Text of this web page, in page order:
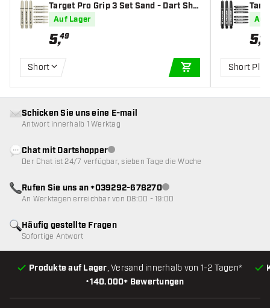
Target Pro Grip 3 Set Sand - Dart Sha
fts
Auf Lager
5,49
Short
IN DEN
fts
Auf
5,49
Short Plus
•140.000+ Bewertungen
Produkte auf Lager, Versand innerhalb von 1-2 Tagen*
Häufig gestellte Fragen
Sofortige Antwort
Schicken Sie uns eine E-mail
Antwort innerhalb 1 Werktag
Chat mit DartshopperKundenservice nicht verfügbar
Der Chat ist 24/7 verfügbar, sieben Tage die Woche
Rufen Sie uns an +039292-678270Kundenservice nicht
An Werktagen erreichbar von 08:00 - 19:00